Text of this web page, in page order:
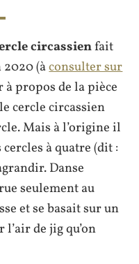
circassienfait
2020 (àconsulter sur
propos de la pièce
cercle circassien
Mais à l’origine il
à quatre (dit :
Danse
seulement au
et se basait sur un
l’air de jig qu’on